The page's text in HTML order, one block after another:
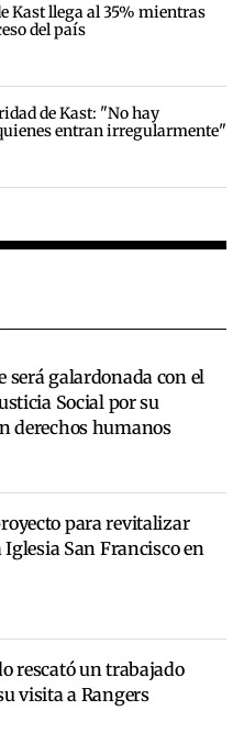
Kast llega al 35% mientras
del país
de Kast: "No hay
entran irregularmente"
será galardonada con el
Social por su
derechos humanos
para revitalizar
San Francisco en
rescató un trabajado
visita a Rangers